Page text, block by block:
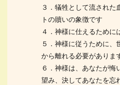
３．犠牲として流された
トの贖いの象徴です
４．神様に仕えるために
５．神様に従うために、
から離れる必要がありま
６．神様は、あなたが悔
望み、決してあなたを忘